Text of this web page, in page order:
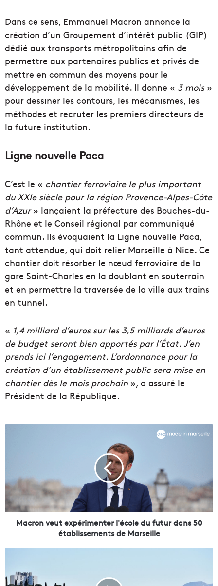
Dans ce sens, Emmanuel Macron annonce la
création d’un Groupement d’intérêt public (GIP)
dédié aux transports métropolitains afin de
permettre aux partenaires publics et privés de
mettre en commun des moyens pour le
développement de la mobilité. Il donne « 3 mois»
pour dessiner les contours, les mécanismes, les
méthodes et recruter les premiers directeurs de
la future institution.
Ligne nouvelle Paca
C’est le « chantier ferroviaire le plus important
du XXIe siècle pour la région Provence-Alpes-Côte
d’Azur» lançaient la préfecture des Bouches-du-
Rhône et le Conseil régional par communiqué
commun. Ils évoquaient la Ligne nouvelle Paca,
tant attendue, qui doit relier Marseille à Nice. Ce
chantier doit résorber le nœud ferroviaire de la
gare Saint-Charles en la doublant en souterrain
et en permettre la traversée de la ville aux trains
en tunnel.
« 1,4 milliard d’euros sur les 3,5 milliards d’euros
de budget seront bien apportés par l’État. J’en
prends ici l’engagement. L’ordonnance pour la
création d’un établissement public sera mise en
chantier dès le mois prochain », a assuré le
Président de la République.
n
v
e
u
i
Macron veut expérimenter l'école du futur dans 50
établissements de Marseille
é